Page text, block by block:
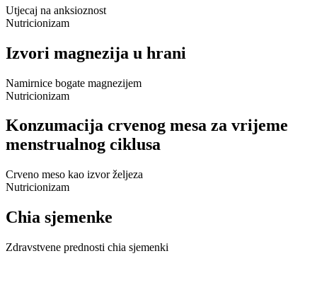
Utjecaj na anksioznost
Nutricionizam
Izvori magnezija u hrani
Namirnice bogate magnezijem
Nutricionizam
Konzumacija crvenog mesa za vrijeme
menstrualnog ciklusa
Crveno meso kao izvor željeza
Nutricionizam
Chia sjemenke
Zdravstvene prednosti chia sjemenki